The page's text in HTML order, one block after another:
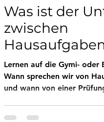
Was ist der
zwischen
Lernen auf die Gymi- oder
Wann sprechen wir von
und wann von einer